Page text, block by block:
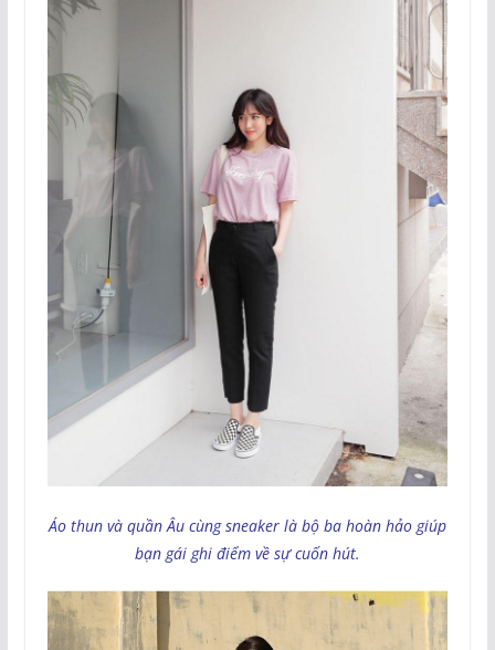
Áo thun và quần Âu cùng sneaker là bộ ba hoàn hảo giúp
bạn gái ghi điểm về sự cuốn hút.